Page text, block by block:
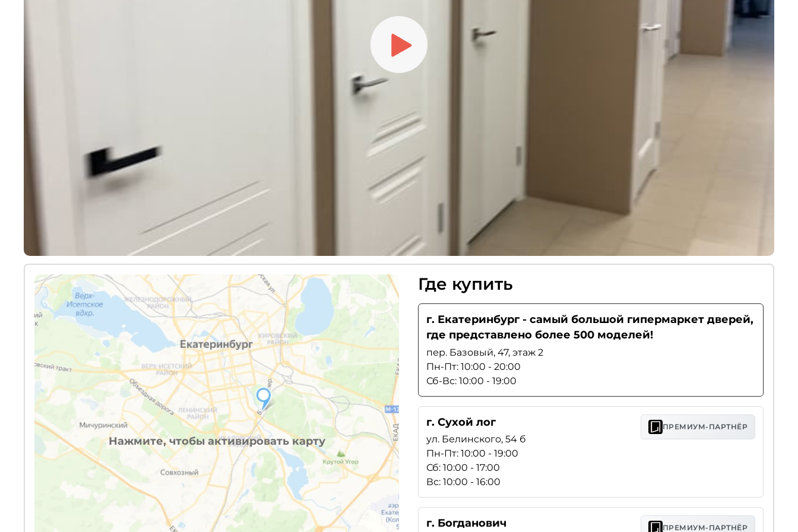
Нажмите, чтобы активировать карту
Где купить
г. Екатеринбург - самый большой гипермаркет дверей,
где представлено более 500 моделей!
пер. Базовый, 47, этаж 2
Пн-Пт: 10:00 - 20:00
Сб-Вс: 10:00 - 19:00
г. Сухой лог
ул. Белинского, 54 б
Пн-Пт: 10:00 - 19:00
Сб: 10:00 - 17:00
Вс: 10:00 - 16:00
ПРЕМИУМ-ПАРТНЁР
г. Богданович ПРЕМИУМ-ПАРТНЁР